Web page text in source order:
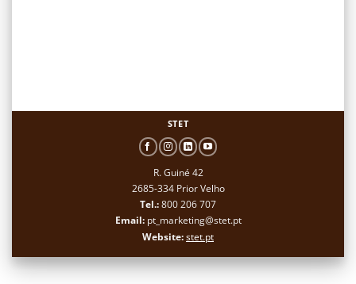
STET
R. Guiné 42
2685-334 Prior Velho
Tel.:800 206 707
Email:pt_marketing@stet.pt
Website:stet.pt